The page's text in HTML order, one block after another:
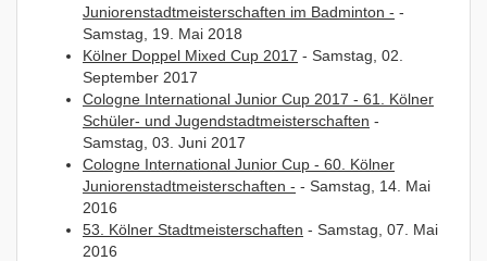
Juniorenstadtmeisterschaften im Badminton - -
Samstag, 19. Mai 2018
Kölner Doppel Mixed Cup 2017 - Samstag, 02.
September 2017
Cologne International Junior Cup 2017 - 61. Kölner
Schüler- und Jugendstadtmeisterschaften -
Samstag, 03. Juni 2017
Cologne International Junior Cup - 60. Kölner
Juniorenstadtmeisterschaften - - Samstag, 14. Mai
2016
53. Kölner Stadtmeisterschaften - Samstag, 07. Mai
2016